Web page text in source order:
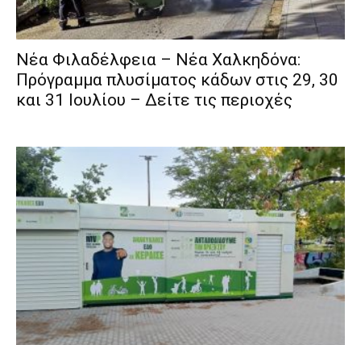
Νέα Φιλαδέλφεια – Νέα Χαλκηδόνα:
Πρόγραμμα πλυσίματος κάδων στις 29, 30
και 31 Ιουλίου – Δείτε τις περιοχές